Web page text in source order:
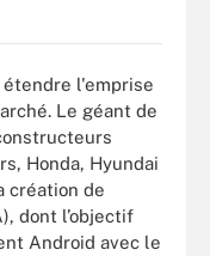
l'emprise
Le géant de
Honda, Hyundai
création de
dont l’objectif
Android avec le